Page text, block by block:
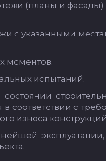
(пла­ны и
с ука­зан­ны­ми
мо­мен­тов.
ис­пы­та­ний.
в со­от­ветс­твии с
из­но­са